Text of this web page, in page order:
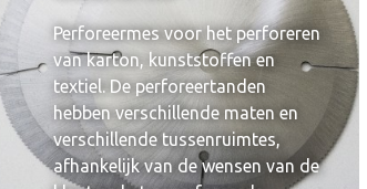
Perforeermes voor het perforeren
van karton, kunststoffen en
textiel. De perforeertanden
hebben verschillende maten en
verschillende tussenruimtes,
afhankelijk van de wensen van de